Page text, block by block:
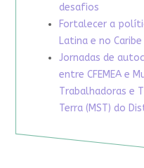
desafios
Fortalecer a
Latina e no Caribe
Jornadas de
entre CFEMEA e
Trabalhadoras e
Terra (MST) do